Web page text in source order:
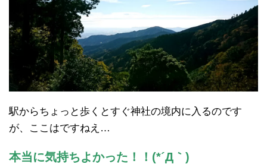
駅からちょっと歩くとすぐ神社の境内に入るのです
が、ここはですねえ…
本当に気持ちよかった！！(*´Д｀)